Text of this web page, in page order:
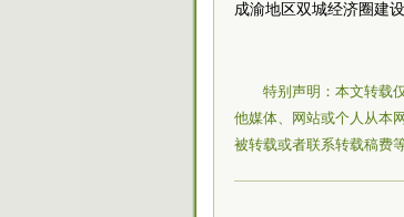
成渝地区双城经济圈建
特别声明：本文转载
他媒体、网站或个人从本
被转载或者联系转载稿费